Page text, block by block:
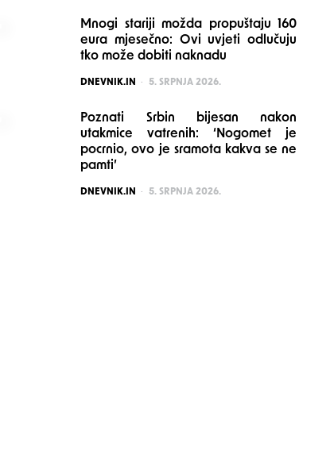
Mnogi stariji možda propuštaju 160
eura mjesečno: Ovi uvjeti odlučuju
tko može dobiti naknadu
POSTED
DNEVNIK.IN 5. SRPNJA 2026.
Poznati Srbin bijesan nakon
utakmice vatrenih: ‘Nogomet je
pocrnio, ovo je sramota kakva se ne
pamti’
POSTED
DNEVNIK.IN 5. SRPNJA 2026.